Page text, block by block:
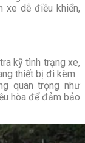
xe dễ điều khiển,
kỹ tình trạng xe,
thiết bị đi kèm.
quan trọng như
hòa để đảm bảo